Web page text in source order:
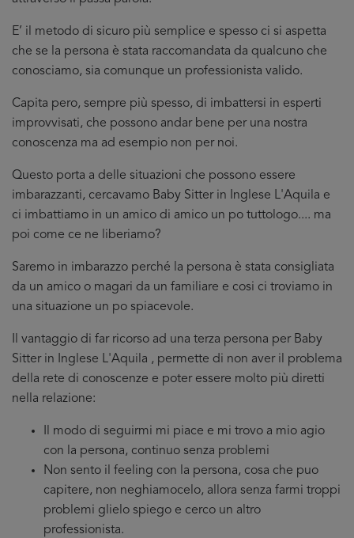
E’ il metodo di sicuro più semplice e spesso ci si aspetta
che se la persona è stata raccomandata da qualcuno che
conosciamo, sia comunque un professionista valido.
Capita pero, sempre più spesso, di imbattersi in esperti
improvvisati, che possono andar bene per una nostra
conoscenza ma ad esempio non per noi.
Questo porta a delle situazioni che possono essere
imbarazzanti, cercavamo Baby Sitter in Inglese L'Aquila e
ci imbattiamo in un amico di amico un po tuttologo.... ma
poi come ce ne liberiamo?
Saremo in imbarazzo perché la persona è stata consigliata
da un amico o magari da un familiare e cosi ci troviamo in
una situazione un po spiacevole.
Il vantaggio di far ricorso ad una terza persona per Baby
Sitter in Inglese L'Aquila , permette di non aver il problema
della rete di conoscenze e poter essere molto più diretti
nella relazione:
Il modo di seguirmi mi piace e mi trovo a mio agio
con la persona, continuo senza problemi
Non sento il feeling con la persona, cosa che puo
capitere, non neghiamocelo, allora senza farmi troppi
problemi glielo spiego e cerco un altro
professionista.